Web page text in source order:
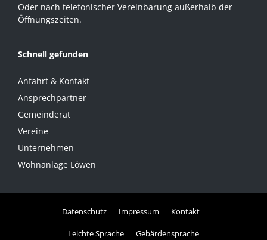
Oder nach telefonischer Vereinbarung außerhalb der
Öffnungszeiten.
Schnell gefunden
Anfahrt & Kontakt
Ansprechpartner
Gemeinderat
Vereine
Unternehmen
Wohnanlage Löwen
Datenschutz Impressum Kontakt
Leichte Sprache Gebärdensprache